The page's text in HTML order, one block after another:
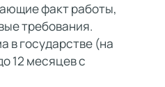
факт работы,
требования.
в государстве (на
12 месяцев с